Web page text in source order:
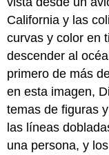
California y las
curvas y color en
descender al
primero de más
en esta imagen,
temas de figuras
las líneas
una persona, y